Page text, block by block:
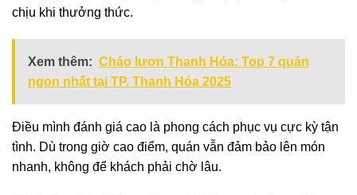
chịu khi thưởng thức.
Xem thêm: Cháo lươn Thanh Hóa: Top 7 quán
ngon nhất tại TP. Thanh Hóa 2025
Điều mình đánh giá cao là phong cách phục vụ cực kỳ tận
tình. Dù trong giờ cao điểm, quán vẫn đảm bảo lên món
nhanh, không để khách phải chờ lâu.